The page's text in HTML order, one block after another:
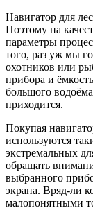
Навигатор для
Поэтому на
параметры
того, раз уж мы
охотников или
прибора и
большого
приходится.
Покупая
используются
экстремальных
обращать
выбранного
экрана. Вряд-ли
малопонятными